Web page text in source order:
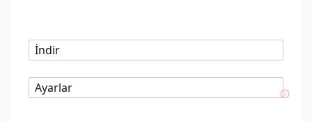
İndir
Ayarlar